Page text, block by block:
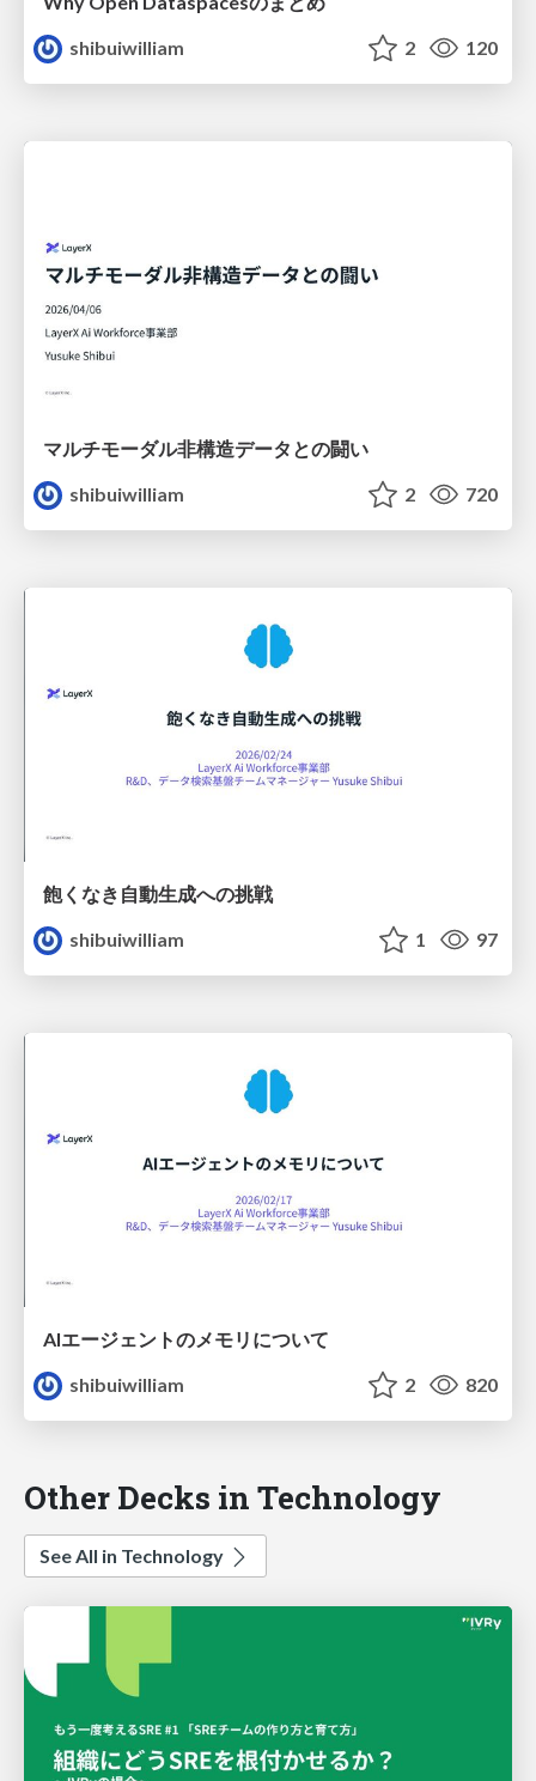
shibuiwilliam
2 120
マルチモーダル非構造データとの闘い
shibuiwilliam
2 720
飽くなき自動生成への挑戦
shibuiwilliam
1 97
AIエージェントのメモリについて
shibuiwilliam
2 820
Other Decks in Technology
See All in Technology